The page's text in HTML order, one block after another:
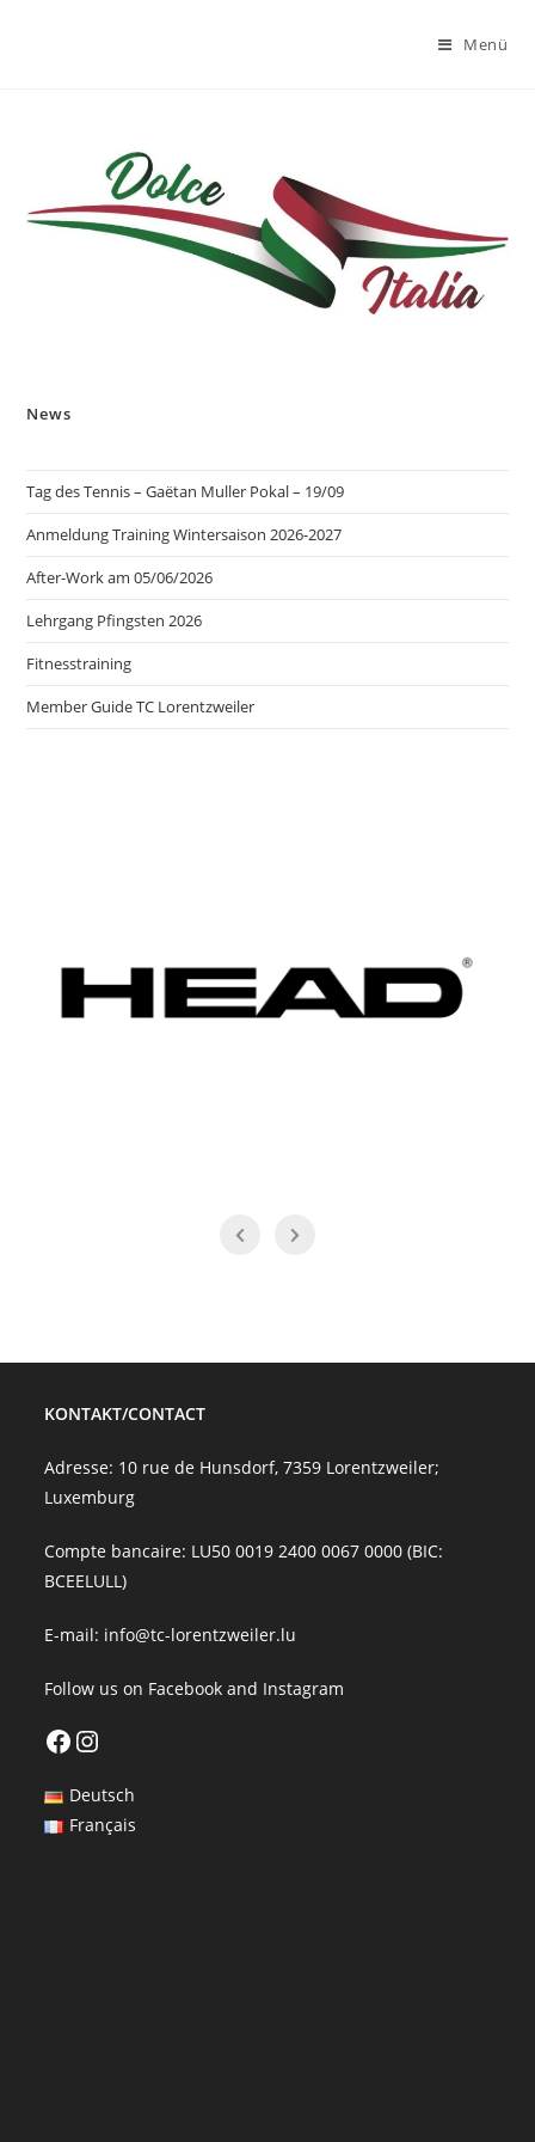
Menü
News
Tag des Tennis – Gaëtan Muller Pokal – 19/09
Anmeldung Training Wintersaison 2026-2027
After-Work am 05/06/2026
Lehrgang Pfingsten 2026
Fitnesstraining
Member Guide TC Lorentzweiler
KONTAKT/CONTACT
Adresse: 10 rue de Hunsdorf, 7359 Lorentzweiler;
Luxemburg
Compte bancaire: LU50 0019 2400 0067 0000 (BIC:
BCEELULL)
E-mail: info@tc-lorentzweiler.lu
Follow us on Facebook and Instagram
FacebookInstagram
Deutsch
Français